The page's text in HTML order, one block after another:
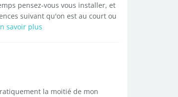
pensez-vous vous installer, et
suivant qu'on est au court ou
savoir plus
la moitié de mon